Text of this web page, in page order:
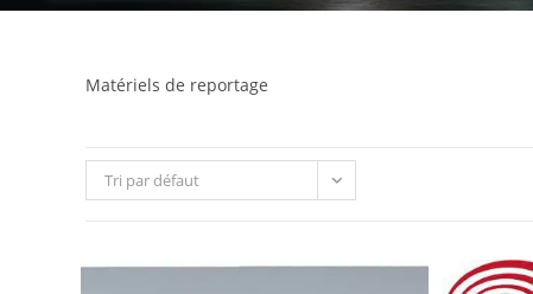
Matériels de reportage
Tri par défaut